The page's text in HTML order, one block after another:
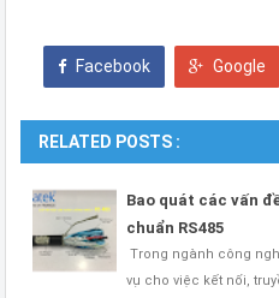
Facebook Google
RELATED POSTS :
Bao quát các vấn
chuẩn RS485
Trong ngành công
vụ cho việc kết nối,